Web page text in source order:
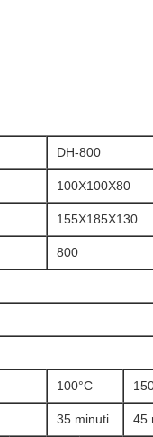
DH-800
100X100X80
155X185X130
800
100°C
35 minuti 45